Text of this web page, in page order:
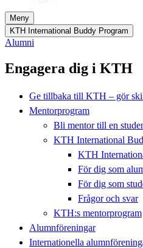
Meny
KTH International Buddy Program
Alumni
Engagera dig i KTH
Ge tillbaka till KTH – gör
Mentorprogram
Bli mentor till en
KTH International
KTH
För dig som
För dig som
Frågor och svar
KTH:s mentorprogram
Alumnföreningar
Internationella